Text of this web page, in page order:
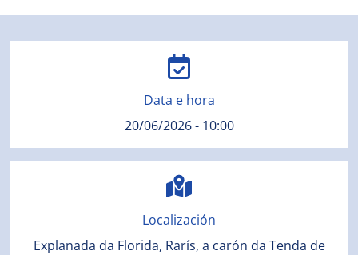
Data e hora
20/06/2026 - 10:00
Localización
Explanada da Florida, Rarís, a carón da Tenda de